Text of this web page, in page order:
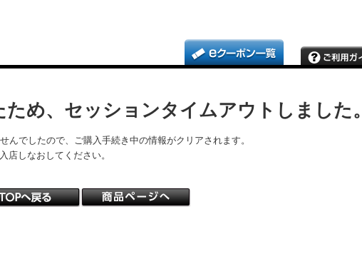
め、セッションタイムアウトしました。
んでしたので、ご購入手続き中の情報がクリアされます。
店しなおしてください。